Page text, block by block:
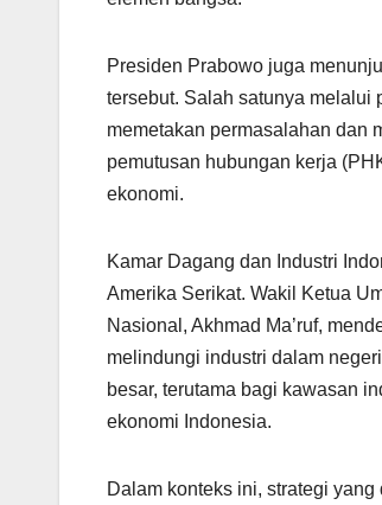
Presiden Prabowo juga
tersebut. Salah satunya melalui
memetakan permasalahan dan
pemutusan hubungan kerja
ekonomi.
Kamar Dagang dan Industri
Amerika Serikat. Wakil Ketua
Nasional, Akhmad Ma’ruf,
melindungi industri dalam
besar, terutama bagi kawasan
ekonomi Indonesia.
Dalam konteks ini, strategi